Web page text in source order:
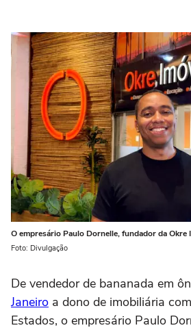
O empresário Paulo Dornelle, fundador da Okre
Foto: Divulgação
De vendedor de bananada em
Janeiro a dono de imobiliária
Estados, o empresário Paulo